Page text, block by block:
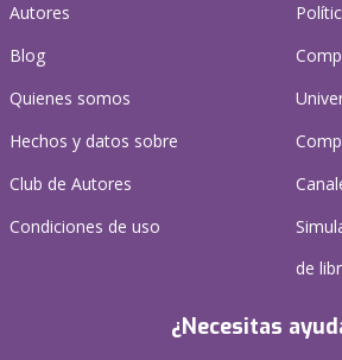
Autores
Blog
Quienes somos
Hechos y datos sobre
Club de Autores
Condiciones de uso
de
¿Necesitas